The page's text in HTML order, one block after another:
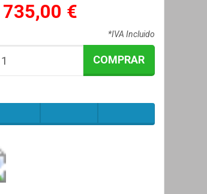
735,00 €
*IVA Incluido
COMPRAR